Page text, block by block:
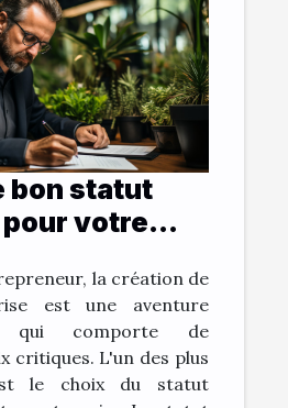
bon statut
votre
la création de
est une aventure
qui comporte de
critiques. L'un des plus
le choix du statut